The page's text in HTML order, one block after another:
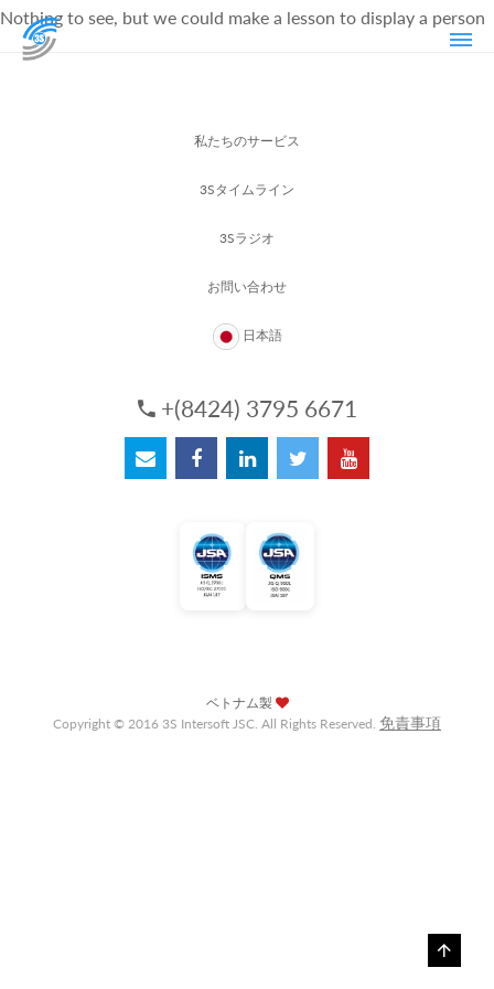
Nothing to see, but we could make a lesson to display a person
私たちのサービス
3Sタイムライン
3Sラジオ
お問い合わせ
日本語
+(8424) 3795 6671
ベトナム製
Copyright © 2016 3S Intersoft JSC. All Rights Reserved. 免責事項